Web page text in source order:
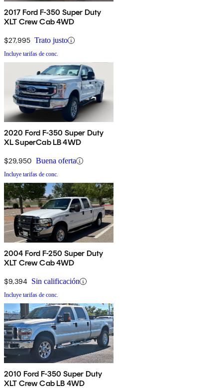
2017 Ford F-350 Super Duty
XLT Crew Cab 4WD
$27,995 Trato justo
Incluye tarifas de conc.
2020 Ford F-350 Super Duty
XL SuperCab LB 4WD
$29,950 Buena oferta
Incluye tarifas de conc.
2004 Ford F-250 Super Duty
XLT Crew Cab 4WD
$9,394 Sin calificación
Incluye tarifas de conc.
2010 Ford F-350 Super Duty
XLT Crew Cab LB 4WD